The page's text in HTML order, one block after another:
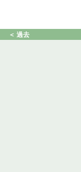
＜ 過去